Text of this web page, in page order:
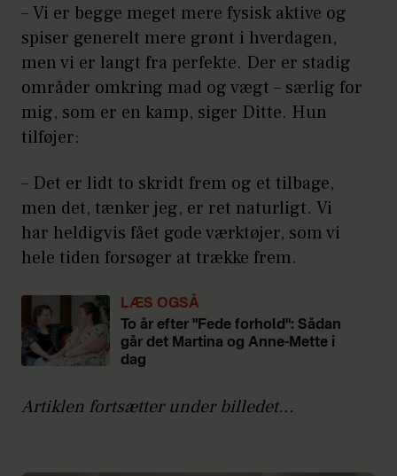
– Vi er begge meget mere fysisk aktive og
spiser generelt mere grønt i hverdagen,
men vi er langt fra perfekte. Der er stadig
områder omkring mad og vægt – særlig for
mig, som er en kamp, siger Ditte. Hun
tilføjer:
– Det er lidt to skridt frem og et tilbage,
men det, tænker jeg, er ret naturligt. Vi
har heldigvis fået gode værktøjer, som vi
hele tiden forsøger at trække frem.
LÆS OGSÅ
To år efter "Fede forhold": Sådan
går det Martina og Anne-Mette i
dag
Artiklen fortsætter under billedet...